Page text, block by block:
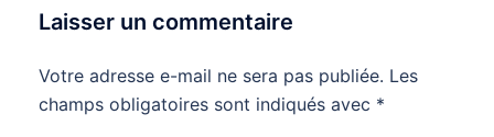
Laisser un commentaire
Votre adresse e-mail ne sera pas publiée. Les
champs obligatoires sont indiqués avec *